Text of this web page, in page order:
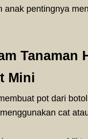
anak pentingnya
Tanaman
Mini
pot dari
cat